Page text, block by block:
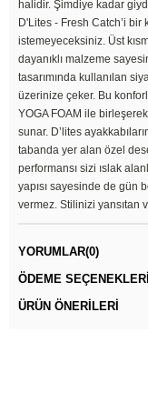
halidir. Şimdiye kadar
D'Lites - Fresh Catch’i
istemeyeceksiniz. Üst
dayanıklı malzeme
tasarımında kullanılan
üzerinize çeker. Bu
YOGA FOAM ile
sunar. D’lites
tabanda yer alan özel
performansı sizi ıslak
yapısı sayesinde de gün
vermez. Stilinizi yansıtan
YORUMLAR(0)
ÖDEME SEÇENEKLERI
ÜRÜN ÖNERILERI